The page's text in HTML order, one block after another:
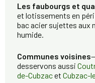
Les faubourgs et
et lotissements en
bac acier sujettes aux
humide.
Communes voisines
desservons aussi
de-Cubzacet Cubzac-